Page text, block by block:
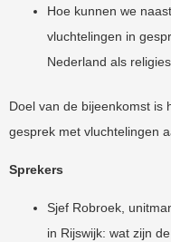
Hoe kunnen we
vluchtelingen in
Nederland als
Doel van de bijeenkomst is
gesprek met vluchtelingen
Sprekers
Sjef Robroek,
in Rijswijk: wat zijn